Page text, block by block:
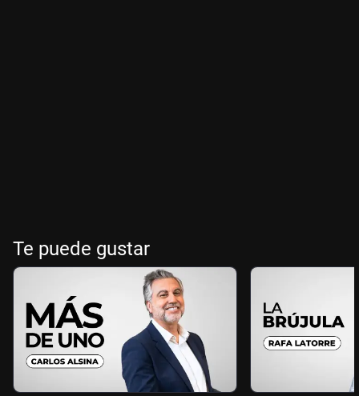
Te puede gustar